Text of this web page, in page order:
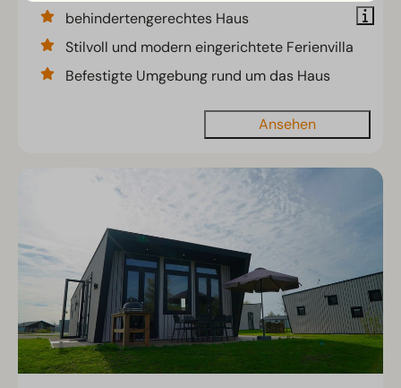
behindertengerechtes Haus
Stilvoll und modern eingerichtete Ferienvilla
Befestigte Umgebung rund um das Haus
Ansehen